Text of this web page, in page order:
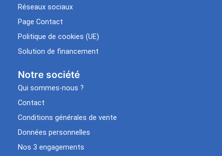
Réseaux sociaux
Page Contact
Politique de cookies (UE)
Solution de financement
Notre société
Qui sommes-nous ?
Contact
Conditions générales de vente
Données personnelles
Nos 3 engagements